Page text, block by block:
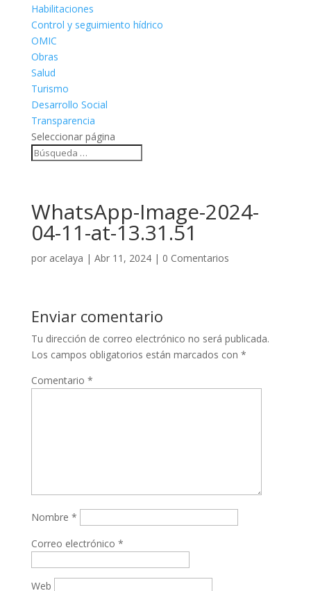
Habilitaciones
Control y seguimiento hídrico
OMIC
Obras
Salud
Turismo
Desarrollo Social
Transparencia
Seleccionar página
WhatsApp-Image-2024-
04-11-at-13.31.51
por acelaya | Abr 11, 2024| 0 Comentarios
Enviar comentario
Tu dirección de correo electrónico no será publicada.
Los campos obligatorios están marcados con *
Comentario *
Nombre *
Correo electrónico *
Web